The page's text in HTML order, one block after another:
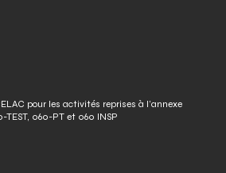
pour les activités reprises à l’annexe
060-PT et 060 INSP